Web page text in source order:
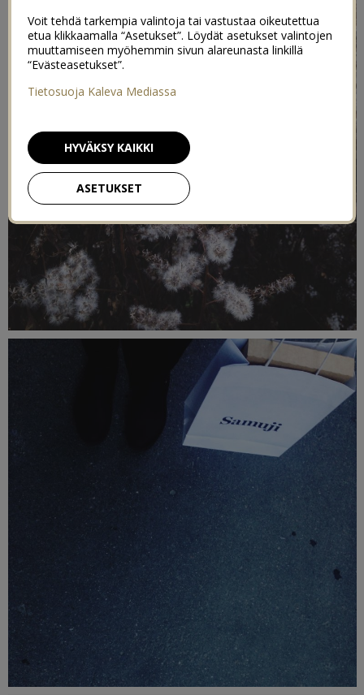
Voit tehdä tarkempia valintoja tai vastustaa oikeutettua
etua klikkaamalla “Asetukset”. Löydät asetukset valintojen
muuttamiseen myöhemmin sivun alareunasta linkillä
“Evästeasetukset”.
Tietosuoja Kaleva Mediassa
ASETUKSET
HYVÄKSY KAIKKI